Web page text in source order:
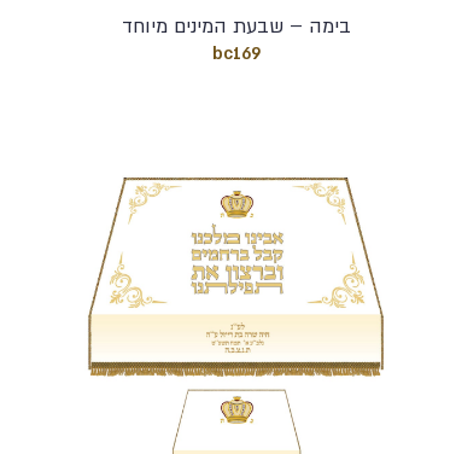
בימה – שבעת המינים מיוחד
bc169